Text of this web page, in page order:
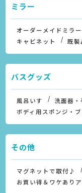
ミラー
オーダーメイドミラー
キャビネット
既製
バスグッズ
風呂いす 洗面器・
ボディ用スポンジ・
その他
マグネットで取付♪
お買い得＆ワケあり